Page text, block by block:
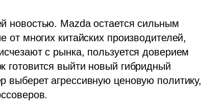
новостью. Mazda остается сильным
от многих китайских производителей,
с рынка, пользуется доверием
готовится выйти новый гибридный
агрессивную ценовую политику,